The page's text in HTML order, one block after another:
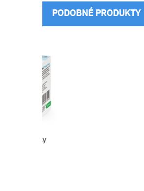
PODOBNÉ PRODUKTY